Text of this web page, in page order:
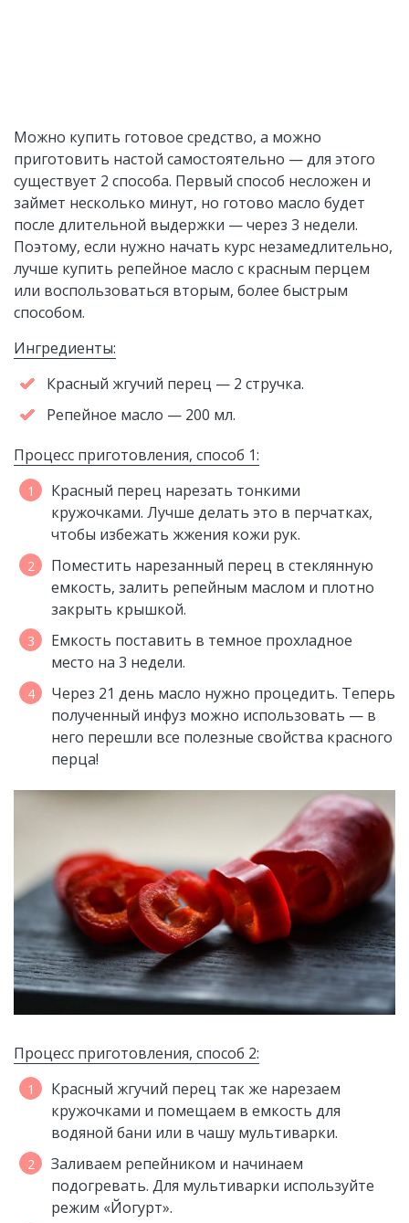
Можно купить готовое средство, а можно
приготовить настой самостоятельно — для этого
существует 2 способа. Первый способ несложен и
займет несколько минут, но готово масло будет
после длительной выдержки — через 3 недели.
Поэтому, если нужно начать курс незамедлительно,
лучше купить репейное масло с красным перцем
или воспользоваться вторым, более быстрым
способом.
Ингредиенты:
Красный жгучий перец — 2 стручка.
Репейное масло — 200 мл.
Процесс приготовления, способ 1:
Красный перец нарезать тонкими
кружочками. Лучше делать это в перчатках,
чтобы избежать жжения кожи рук.
Поместить нарезанный перец в стеклянную
емкость, залить репейным маслом и плотно
закрыть крышкой.
Емкость поставить в темное прохладное
место на 3 недели.
Через 21 день масло нужно процедить. Теперь
полученный инфуз можно использовать — в
него перешли все полезные свойства красного
перца!
Процесс приготовления, способ 2:
Красный жгучий перец так же нарезаем
кружочками и помещаем в емкость для
водяной бани или в чашу мультиварки.
Заливаем репейником и начинаем
подогревать. Для мультиварки используйте
режим «Йогурт».